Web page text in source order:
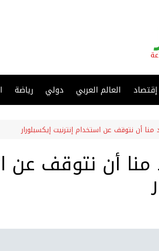
إقتصاد العالم العربي دولي رياضة
أن نتوقف عن استخدام إنترنيت إيكسبلورار
أن نتوقف عن